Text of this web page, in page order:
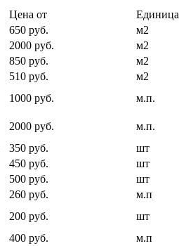
Цена от
650 руб.
м2
2000 руб.
м2
850 руб.
м2
510 руб.
м2
1000 руб.
м.п.
2000 руб.
м.п.
350 руб.
шт
450 руб.
шт
500 руб.
шт
260 руб.
м.п
200 руб.
шт
400 руб.
м.п